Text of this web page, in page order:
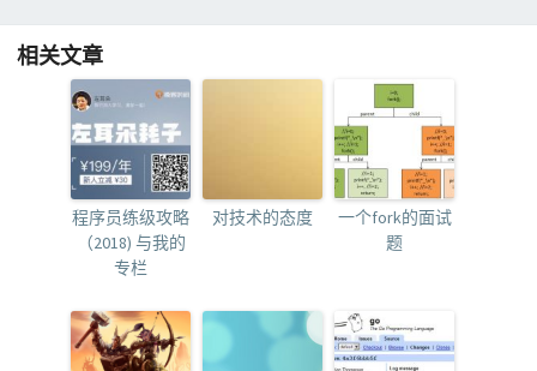
相关文章
程序员练级攻略
（2018) 与我的
专栏
对技术的态度
一个fork的面试
题